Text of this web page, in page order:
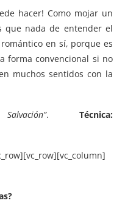
hacer! Como mojar un
que nada de entender el
en sí, porque es
forma convencional si no
muchos sentidos con la
. Técnica: